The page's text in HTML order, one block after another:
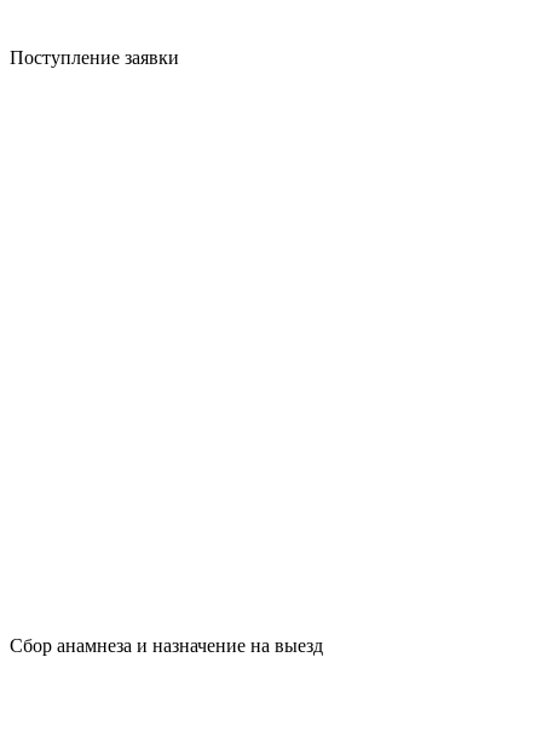
Поступление заявки
Сбор анамнеза и назначение на выезд